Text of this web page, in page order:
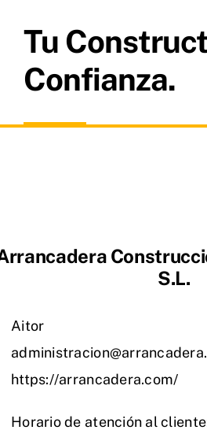
Tu
Confianza.
S.L.
Aitor
https://arrancadera.com/
Horario de atención al